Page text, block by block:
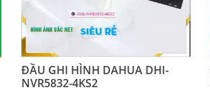
ĐẦU GHI HÌNH DAHUA DHI-
NVR5832-4KS2